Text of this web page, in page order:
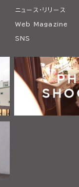
ニュース・リリース
Web Magazine
SNS